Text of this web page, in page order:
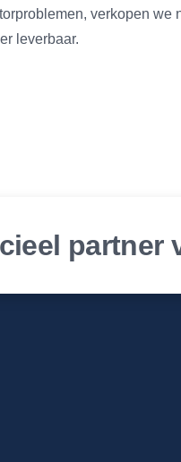
verkopen
leverbaar.
partner